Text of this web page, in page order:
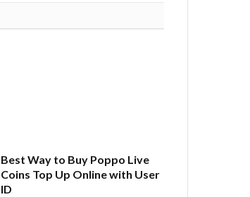
Best Way to Buy Poppo Live
Coins Top Up Online with User
ID